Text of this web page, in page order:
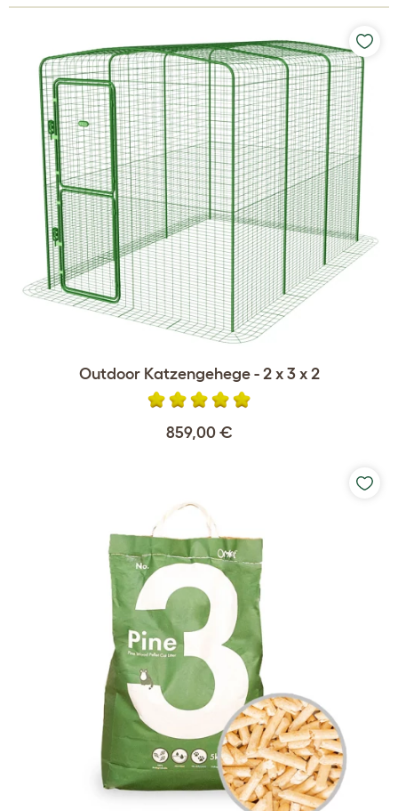
Outdoor Katzengehege - 2 x 3 x 2
859,00 €